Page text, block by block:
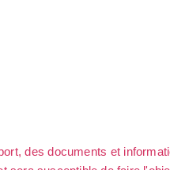
des documents et